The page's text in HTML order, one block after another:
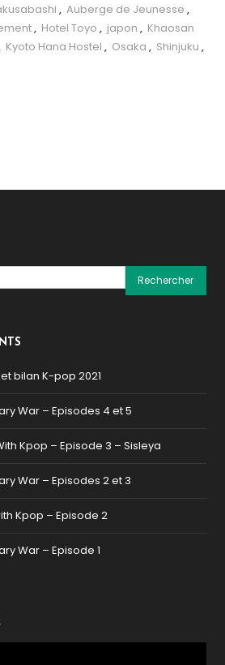
, Auberge de Jeunesse ,
, Hotel Toyo , japon , Khaosan
Kyoto Hana Hostel , Osaka , Shinjuku ,
Rechercher :
bilan K-pop 2021
War – Episodes 4 et 5
Kpop – Episode 3 – Sisleya
War – Episodes 2 et 3
Kpop – Episode 2
War – Episode 1